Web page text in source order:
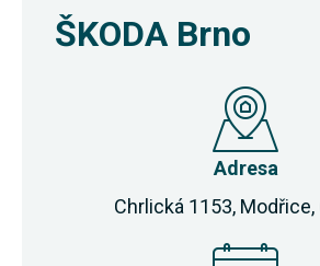
ŠKODA Brno
Adresa
Chrlická 1153, Modřice,